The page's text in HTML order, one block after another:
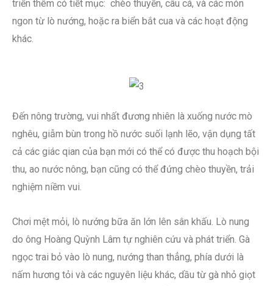
triển thêm có tiết mục: chèo thuyền, câu cá, và các món
ngon từ lò nướng, hoặc ra biển bắt cua và các hoạt động
khác.
Đến nông trường, vui nhất đương nhiên là xuống nước mò
nghêu, giẫm bùn trong hồ nước suối lạnh lẽo, vận dụng tất
cả các giác qian của bạn mới có thể có được thu hoạch bội
thu, ao nước nông, bạn cũng có thể đứng chèo thuyền, trải
nghiệm niềm vui.
Chơi mệt mỏi, lò nướng bữa ăn lớn lên sân khấu. Lò nung
do ông Hoàng Quỳnh Lâm tự nghiên cứu và phát triển. Gà
ngọc trai bỏ vào lò nung, nướng than thẳng, phía dưới là
nấm hương tỏi và các nguyên liệu khác, dầu từ gà nhỏ giọt